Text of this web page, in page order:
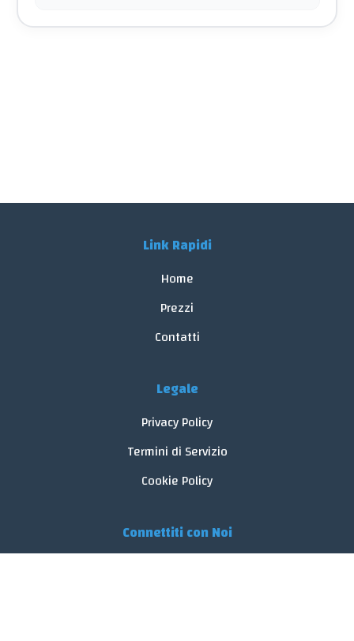
Link Rapidi
Home
Prezzi
Contatti
Legale
Privacy Policy
Termini di Servizio
Cookie Policy
Connettiti con Noi